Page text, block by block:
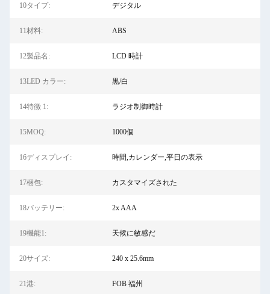
10タイプ: デジタル
11材料: ABS
12製品名: LCD 時計
13LED カラー: 黒/白
14特徴 1: ラジオ制御時計
15MOQ: 1000個
16ディスプレイ: 時間,カレンダー,平日の表示
17梱包: カスタマイズされた
18バッテリー: 2x AAA
19機能1: 天候に敏感だ
20サイズ: 240 x 25.6mm
21港: FOB 福州